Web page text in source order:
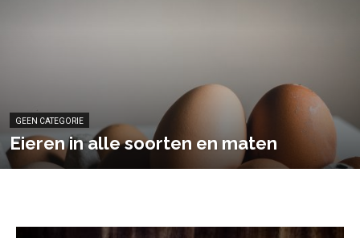
GEEN CATEGORIE
Eieren in alle soorten en maten